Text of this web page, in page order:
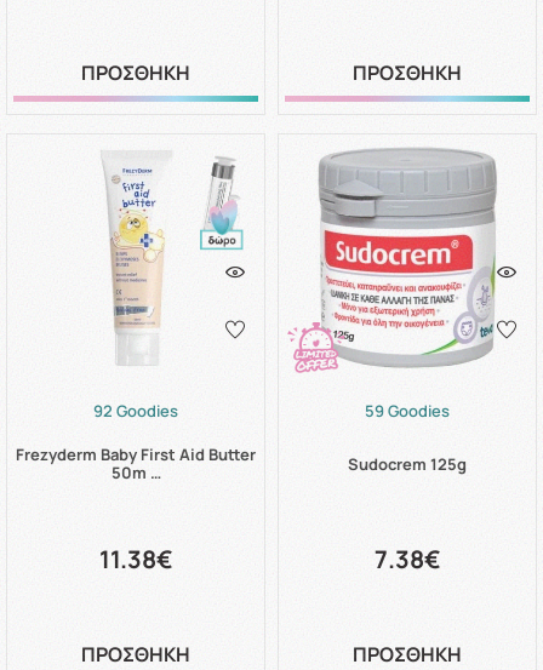
ΠΡΟΣΘΗΚΗ ΠΡΟΣΘΗΚΗ
92 Goodies
Frezyderm Baby First Aid Butter
50m …
11.38€
ΠΡΟΣΘΗΚΗ
59 Goodies
Sudocrem 125g
7.38€
ΠΡΟΣΘΗΚΗ